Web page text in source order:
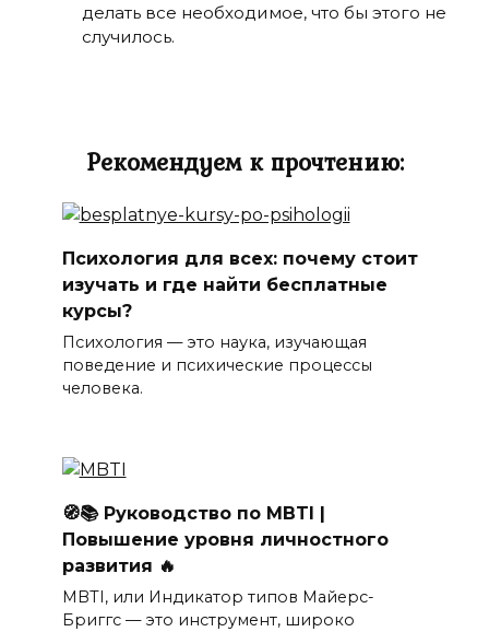
делать все необходимое, что бы этого не
случилось.
Рекомендуем к прочтению:
Психология для всех: почему стоит
изучать и где найти бесплатные
курсы?
Психология — это наука, изучающая
поведение и психические процессы
человека.
🧭📚 Руководство по MBTI |
Повышение уровня личностного
развития 🔥
MBTI, или Индикатор типов Майерс-
Бриггс — это инструмент, широко